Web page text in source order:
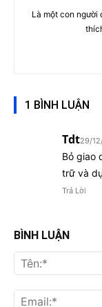
Là một con người
1 BÌNH LUẬN
Tdt29/
Bỏ giao
trữ và
Trả Lời
BÌNH LUẬN